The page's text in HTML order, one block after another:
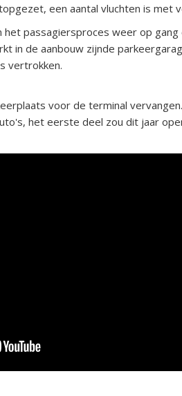
een aantal vluchten is met
passagiersproces weer op gang
in de aanbouw zijnde
vertrokken.
voor de terminal
het eerste deel zou dit jaar